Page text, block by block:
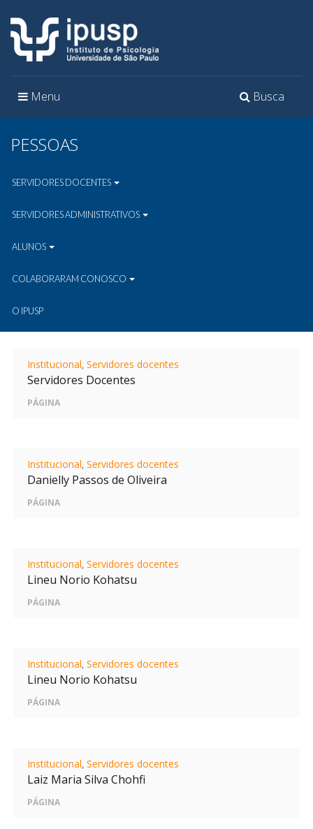
Toggle
Busca
Toggle
Menu
PESSOAS
SERVIDORES DOCENTES
SERVIDORES ADMINISTRATIVOS
ALUNOS
COLABORARAM CONOSCO
O IPUSP
Institucional, Servidores docentes
Servidores Docentes
PÁGINA
Institucional, Servidores docentes
Danielly Passos de Oliveira
PÁGINA
Institucional, Servidores docentes
Lineu Norio Kohatsu
PÁGINA
Institucional, Servidores docentes
Lineu Norio Kohatsu
PÁGINA
Institucional, Servidores docentes
Laiz Maria Silva Chohfi
PÁGINA